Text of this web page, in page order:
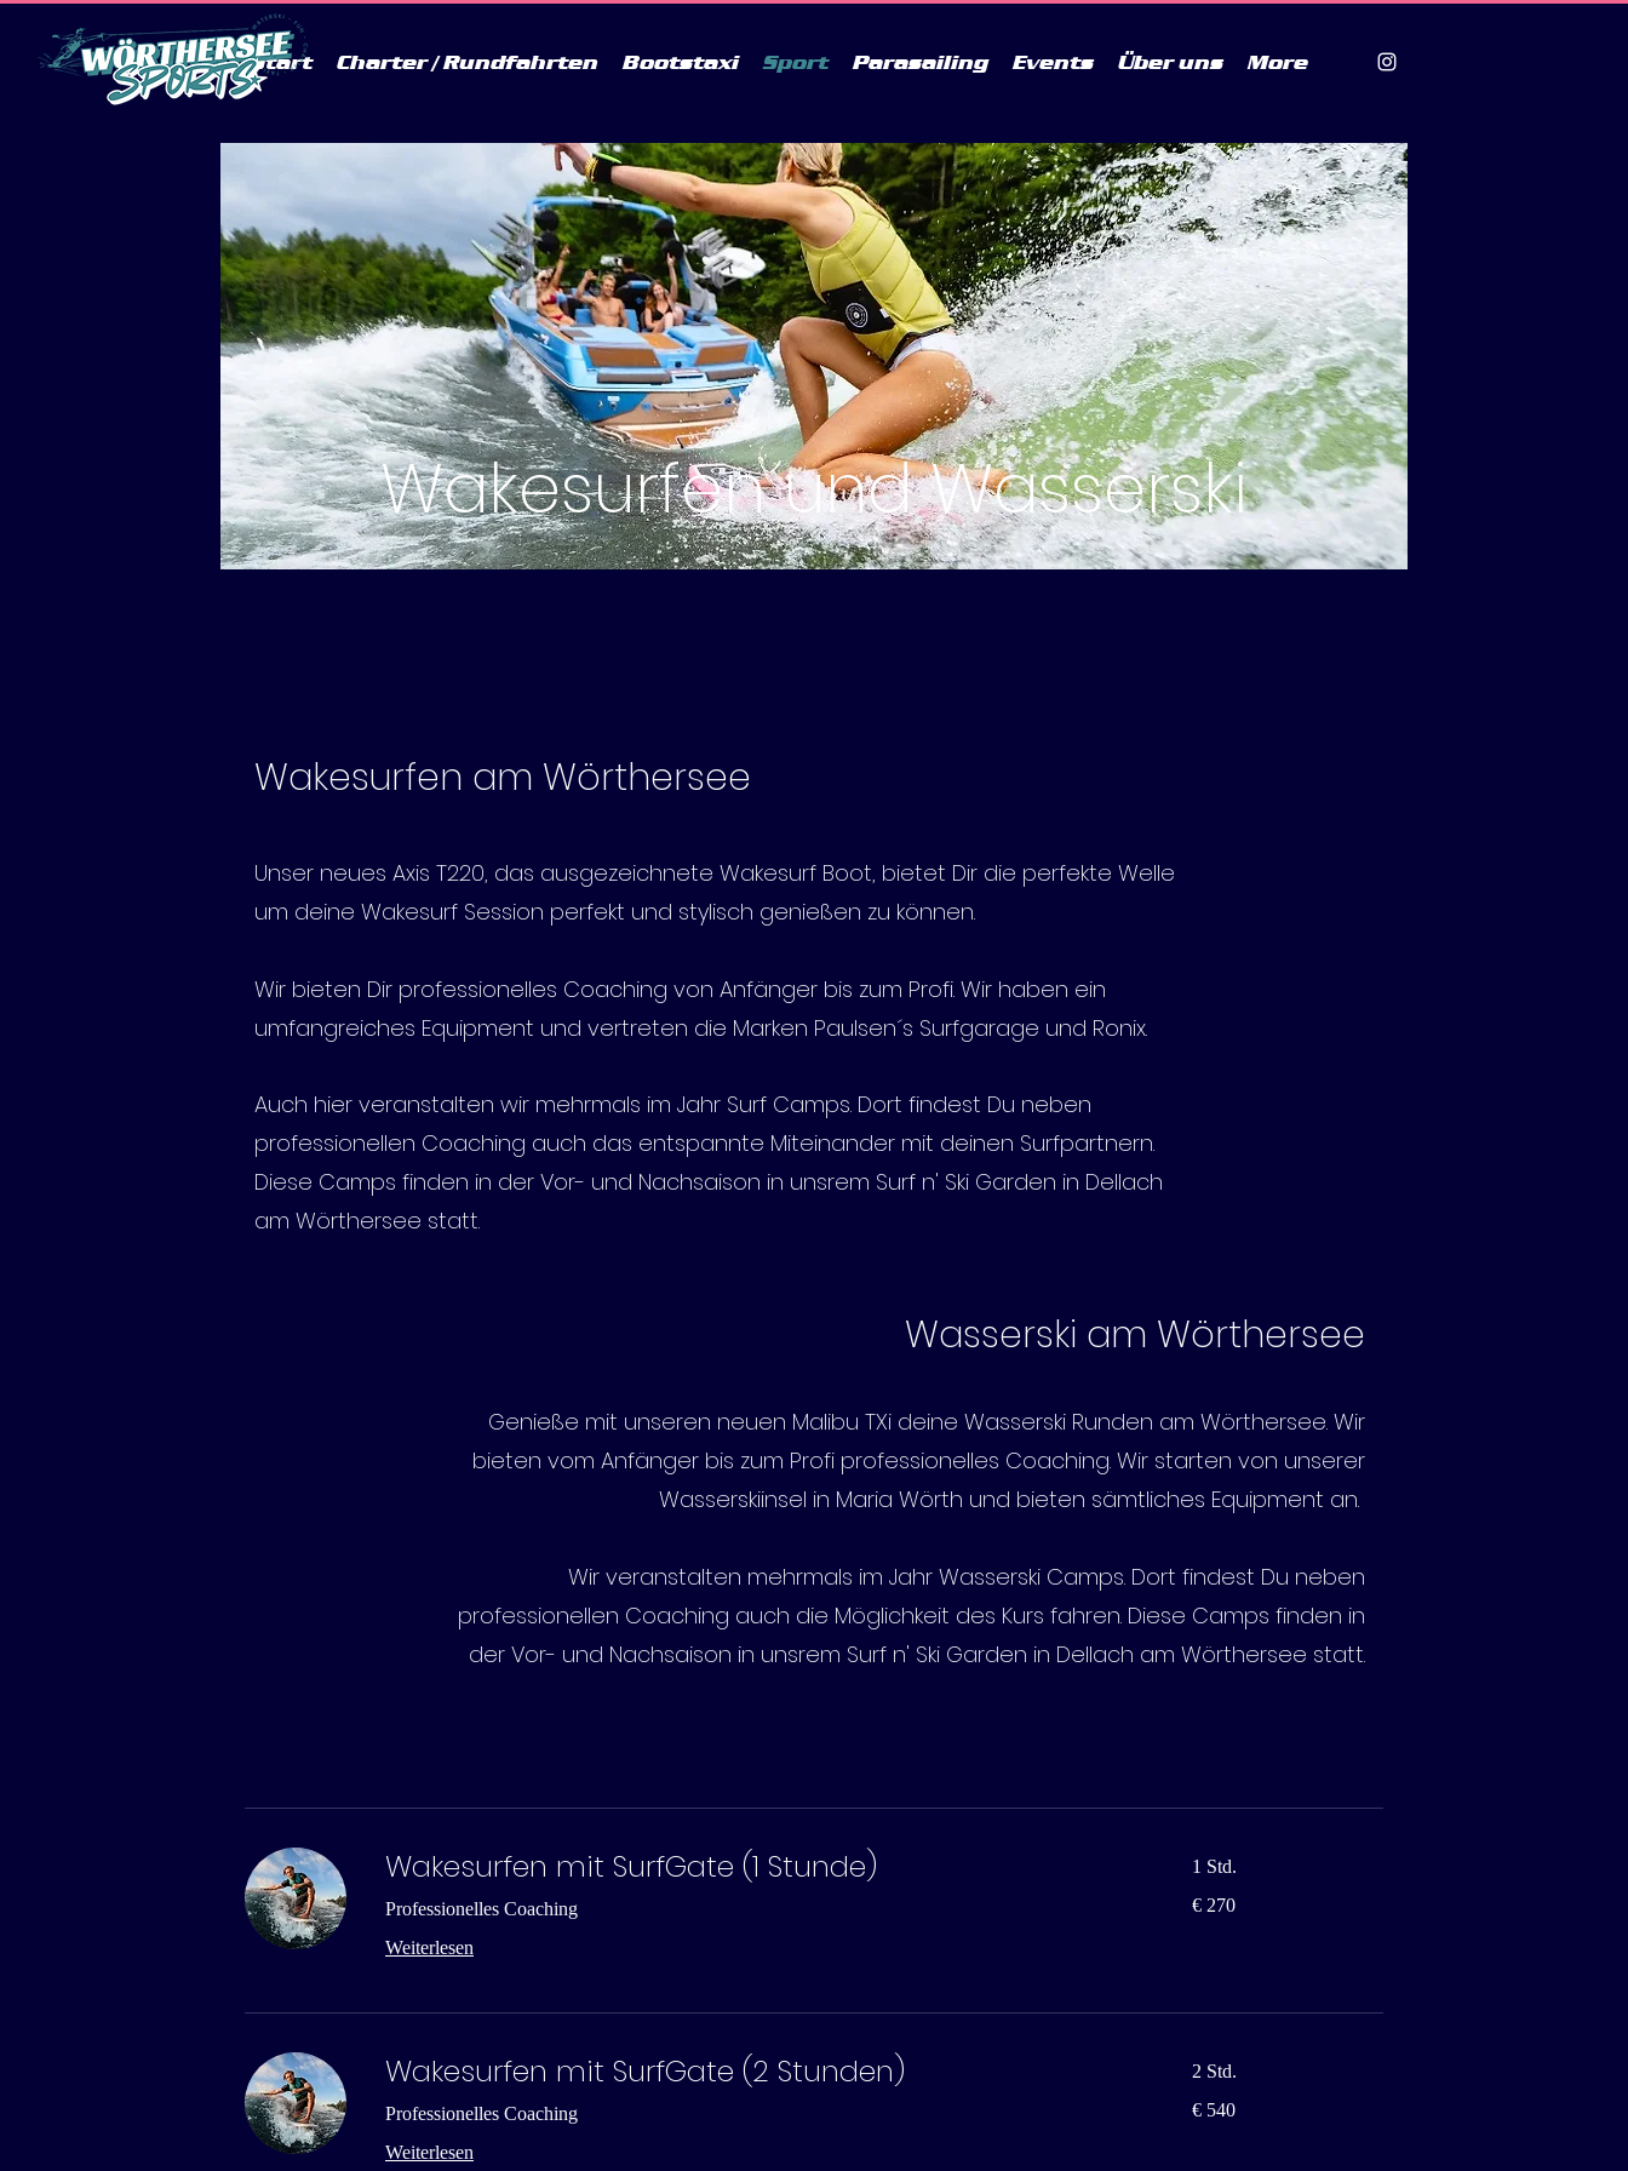
Start Charter / Rundfahrten Bootstaxi Sport Parasailing Events Über uns More
Wakesurfen und Wasserski
Wakesurfen am Wörthersee
Unser neues Axis T220, das ausgezeichnete Wakesurf Boot, bietet Dir die perfekte Welle
um deine Wakesurf Session perfekt und stylisch genießen zu können.
Wir bieten Dir professionelles Coaching von Anfänger bis zum Profi. Wir haben ein
umfangreiches Equipment und vertreten die Marken Paulsen´s Surfgarage und Ronix.
Auch hier veranstalten wir mehrmals im Jahr Surf Camps. Dort findest Du neben
professionellen Coaching auch das entspannte Miteinander mit deinen Surfpartnern.
Diese Camps finden in der Vor- und Nachsaison in unsrem Surf n' Ski Garden in Dellach
am Wörthersee statt.
Wasserski am Wörthersee
Genieße mit unseren neuen Malibu TXi deine Wasserski Runden am Wörthersee. Wir
bieten vom Anfänger bis zum Profi professionelles Coaching. Wir starten von unserer
Wasserskiinsel in Maria Wörth und bieten sämtliches Equipment an.
Wir veranstalten mehrmals im Jahr Wasserski Camps. Dort findest Du neben
professionellen Coaching auch die Möglichkeit des Kurs fahren. Diese Camps finden in
der Vor- und Nachsaison in unsrem Surf n' Ski Garden in Dellach am Wörthersee statt.
Wakesurfen mit SurfGate (1 Stunde)
Professionelles Coaching
Weiterlesen
1 Std.
Euro
€ 270
Wakesurfen mit SurfGate (2 Stunden)
Professionelles Coaching
Weiterlesen
2 Std.
Euro
€ 540